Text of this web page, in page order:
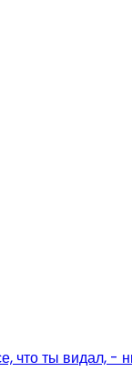
что ты видал, -